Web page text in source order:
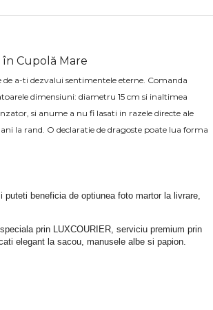
Cupolă Mare
a-ti dezvalui sentimentele eterne. Comanda
dimensiuni: diametru 15 cm si inaltimea
si anume a nu fi lasati in razele directe ale
la rand. O declaratie de dragoste poate lua forma
beneficia de optiunea foto martor la livrare,
prin LUXCOURIER, serviciu premium prin
elegant la sacou, manusele albe si papion.